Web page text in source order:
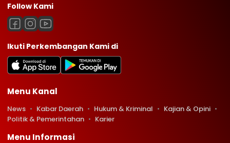
Follow Kami
Ikuti Perkembangan Kami di
Menu Kanal
News Kabar Daerah Hukum & Kriminal
Kajian & Opini
Politik & Pemerintahan
Karier
Menu Informasi